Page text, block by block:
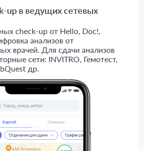
up в ведущих сетевых
check-up от Hello, Doc!,
анализов от
врачей. Для сдачи анализов
сети: INVITRO, Гемотест,
др.